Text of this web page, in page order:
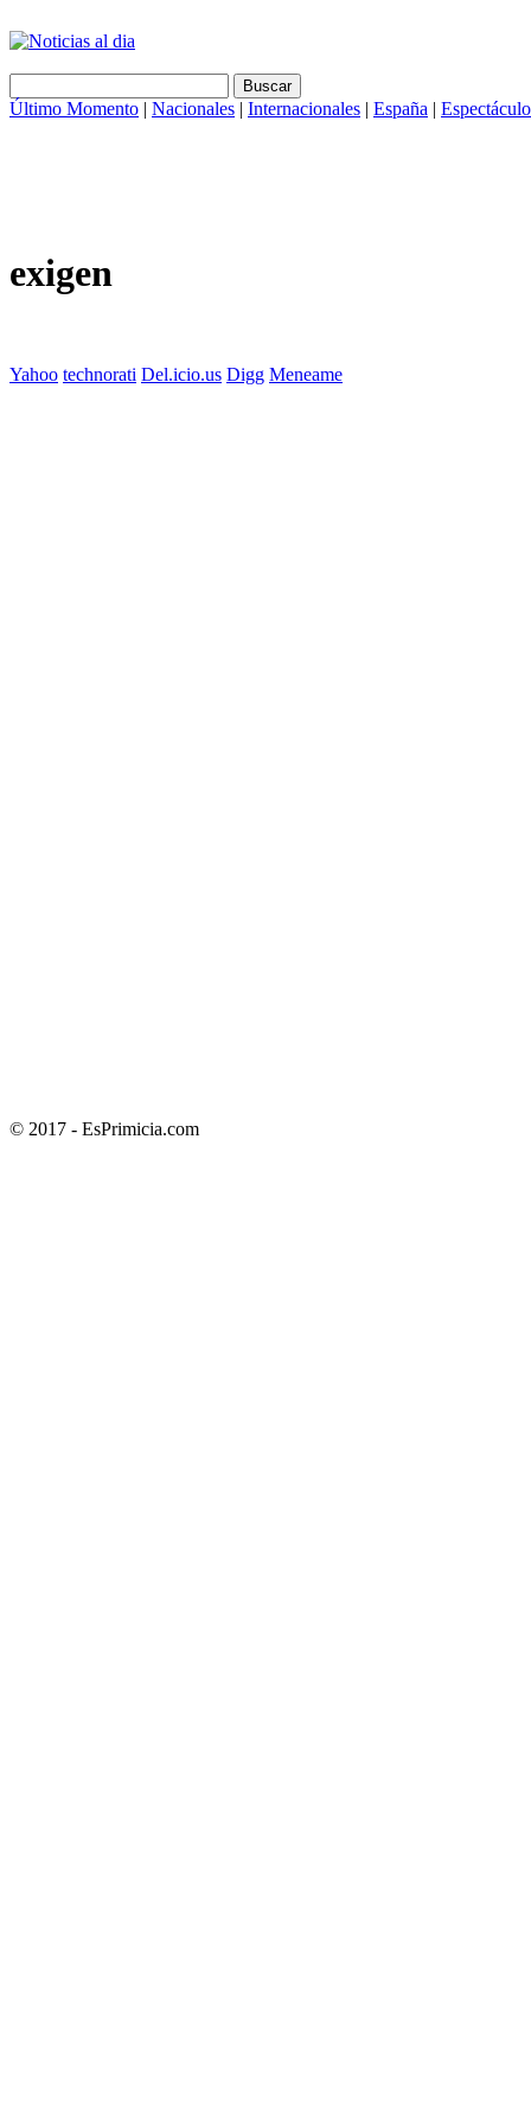
Último Momento | Nacionales | Internacionales | España |
exigen
Yahoo technorati Del.icio.us Digg Meneame
© 2017 - EsPrimicia.com